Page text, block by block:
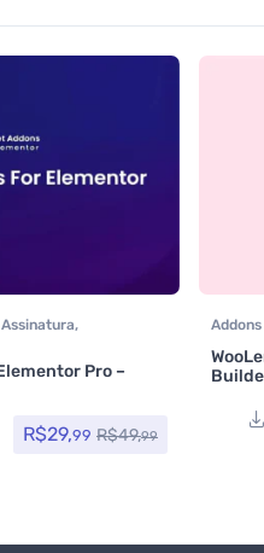
Assinatura,
Pro –
R$29,99 R$49,99